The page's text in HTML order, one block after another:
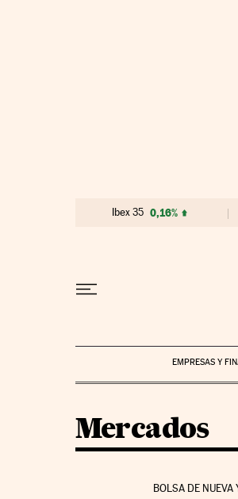
Ibex 35 0,16%
EMPRESAS Y
Mercados
BOLSA DE NUEVA